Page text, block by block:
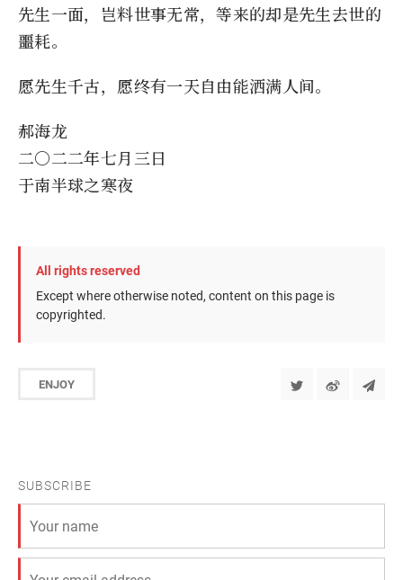
先生一面，岂料世事无常，等来的却是先生去世的
噩耗。
愿先生千古，愿终有一天自由能洒满人间。
郝海龙
二〇二二年七月三日
于南半球之寒夜
All rights reserved
Except where otherwise noted, content on this page is
copyrighted.
ENJOY
SUBSCRIBE